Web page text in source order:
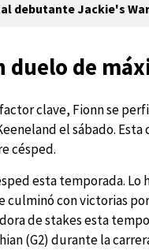
debutante Jackie's
duelo de
clave, Fionn se
el sábado.
césped.
esta temporada. Lo
culminó con victorias
de stakes esta
(G2) durante la